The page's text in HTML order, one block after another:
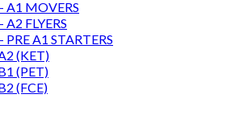
A1 MOVERS
FLYERS
A1 STARTERS
(KET)
(PET)
(FCE)